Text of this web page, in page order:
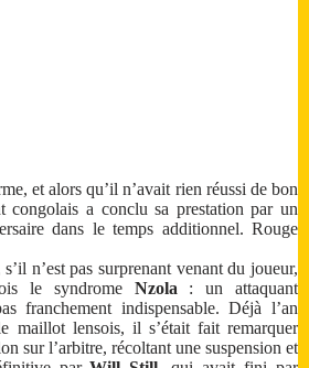
et alors qu’il n’avait rien réussi de bon
congolais a conclu sa prestation par un
dans le temps additionnel. Rouge
n’est pas surprenant venant du joueur,
le syndrome Nzola : un attaquant
franchement indispensable. Déjà l’an
maillot lensois, il s’était fait remarquer
sur l’arbitre, récoltant une suspension et